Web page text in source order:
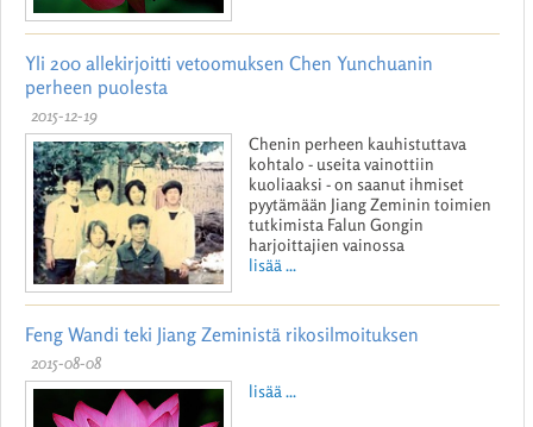
Yli 200 allekirjoitti vetoomuksen Chen Yunchuanin
perheen puolesta
2015-12-19
Chenin perheen kauhistuttava
kohtalo - useita vainottiin
kuoliaaksi - on saanut ihmiset
pyytämään Jiang Zeminin toimien
tutkimista Falun Gongin
harjoittajien vainossa
lisää ...
Feng Wandi teki Jiang Zeministä rikosilmoituksen
2015-08-08
lisää ...